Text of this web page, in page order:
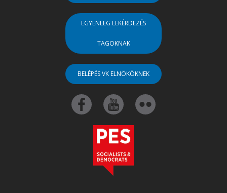
EGYENLEG LEKÉRDEZÉS
TAGOKNAK
BELÉPÉS VK ELNÖKÖKNEK